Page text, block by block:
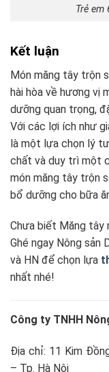
Trẻ
Kết luận
Món măng tây trộn
hài hòa về hương vị
dưỡng quan trọng,
Với các lợi ích như
là một lựa chọn lý
chất và duy trì một
món măng tây trộn
bổ dưỡng cho bữa
Chưa biết Măng tây
Ghé ngay Nông sản
và HN để chọn lựa
nhất nhé!
Công ty TNHH
Địa chỉ: 11 Kim
– Tp. Hà Nội